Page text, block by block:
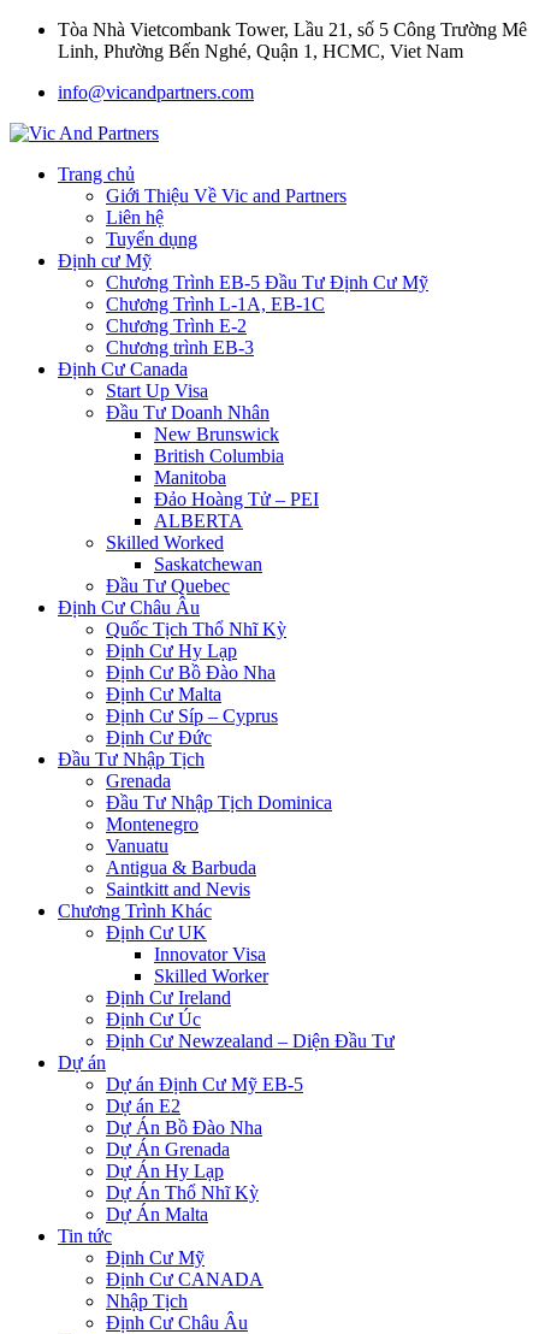
Tòa Nhà Vietcombank Tower, Lầu 21, số 5 Công Trường Mê
Linh, Phường Bến Nghé, Quận 1, HCMC, Viet Nam
info@vicandpartners.com
Trang chủ
Giới Thiệu Về Vic and Partners
Liên hệ
Tuyển dụng
Định cư Mỹ
Chương Trình EB-5 Đầu Tư Định Cư Mỹ
Chương Trình L-1A, EB-1C
Chương Trình E-2
Chương trình EB-3
Định Cư Canada
Start Up Visa
Đầu Tư Doanh Nhân
New Brunswick
British Columbia
Manitoba
Đảo Hoàng Tử – PEI
ALBERTA
Skilled Worked
Saskatchewan
Đầu Tư Quebec
Định Cư Châu Âu
Quốc Tịch Thổ Nhĩ Kỳ
Định Cư Hy Lạp
Định Cư Bồ Đào Nha
Định Cư Malta
Định Cư Síp – Cyprus
Định Cư Đức
Đầu Tư Nhập Tịch
Grenada
Đầu Tư Nhập Tịch Dominica
Montenegro
Vanuatu
Antigua & Barbuda
Saintkitt and Nevis
Chương Trình Khác
Định Cư UK
Innovator Visa
Skilled Worker
Định Cư Ireland
Định Cư Úc
Định Cư Newzealand – Diện Đầu Tư
Dự án
Dự án Định Cư Mỹ EB-5
Dự án E2
Dự Án Bồ Đào Nha
Dự Án Grenada
Dự Án Hy Lạp
Dự Án Thổ Nhĩ Kỳ
Dự Án Malta
Tin tức
Định Cư Mỹ
Định Cư CANADA
Nhập Tịch
Định Cư Châu Âu